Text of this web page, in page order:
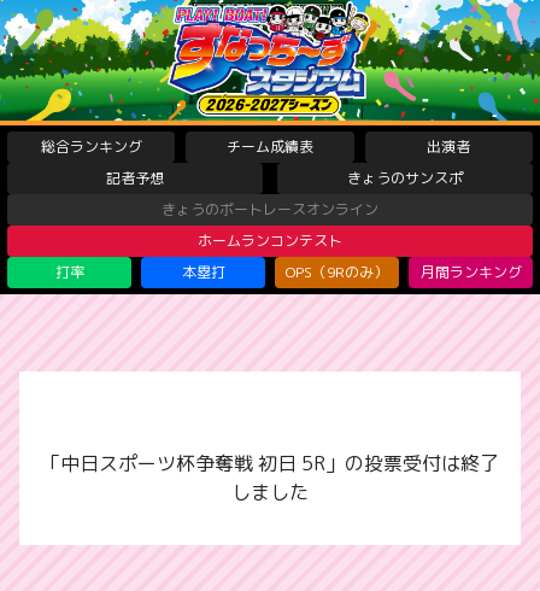
総合ランキング チーム成績表
出演者
記者予想
きょうのサンスポ
きょうのボートレースオンライン
ホームランコンテスト
打率
本塁打 OPS（9Rのみ） 月間ランキング
「中日スポーツ杯争奪戦 初日 5R」の投票受付は終了
しました